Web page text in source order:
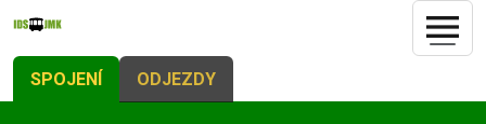
SPOJENÍ ODJEZDY